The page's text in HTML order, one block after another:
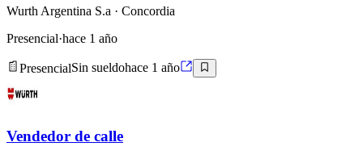
Wurth Argentina S.a · Concordia
Presencial·hace 1 año
PresencialSin sueldohace 1 año
Vendedor de calle